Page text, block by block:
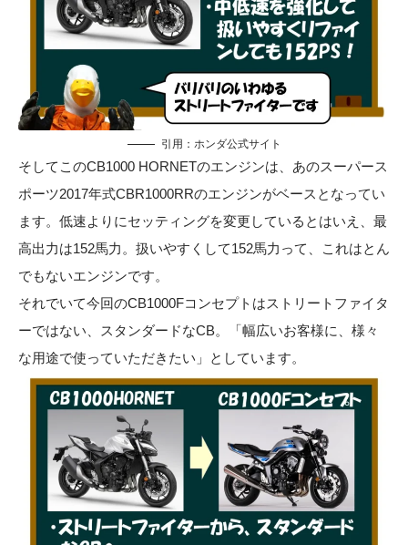
引用： ホンダ公式サイト
そしてこのCB1000 HORNETのエンジンは、あのスーパース
ポーツ2017年式CBR1000RRのエンジンがベースとなってい
ます。低速よりにセッティングを変更しているとはいえ、最
高出力は152馬力。扱いやすくして152馬力って、これはとん
でもないエンジンです。
それでいて今回のCB1000Fコンセプトはストリートファイタ
ーではない、スタンダードなCB。「幅広いお客様に、様々
な用途で使っていただきたい」としています。